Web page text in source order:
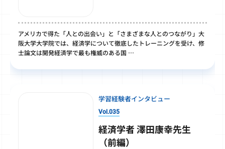
アメリカで得た「人との出会い」と「さまざまな人とのつながり」大
阪大学大学院では、経済学について徹底したトレーニングを受け、修
士論文は開発経済学で最も権威のある国 …
学習経験者インタビュー
Vol.035
経済学者 澤田康幸先生
（前編）